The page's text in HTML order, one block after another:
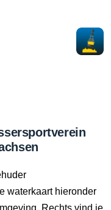
waterkaart hieronder
Rechts vind je